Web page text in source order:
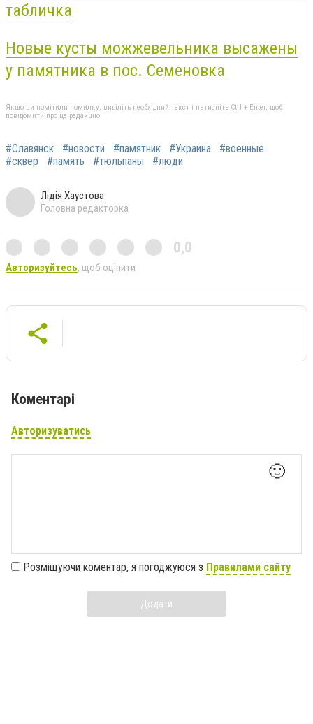
табличка
Новые кусты можжевельника высажены
у памятника в пос. Семеновка
Якщо ви помітили помилку, виділіть необхідний текст і натисніть Ctrl + Enter, щоб
повідомити про це редакцію
#Славянск #новости #памятник #Украина
#военные
#сквер
#память #тюльпаны #люди
Лідія Хаустова
Головна редакторка
0,0
Авторизуйтесь, щоб оцінити
Коментарі
Авторизуватись
🙂
Розміщуючи коментар, я погоджуюся з Правилами сайту
Додати